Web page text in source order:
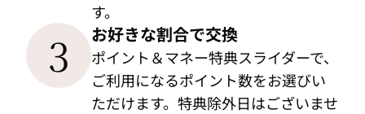
す。
3 お好きな割合で交換
ポイント＆マネー特典スライダーで、
ご利用になるポイント数をお選びい
ただけます。特典除外日はございませ